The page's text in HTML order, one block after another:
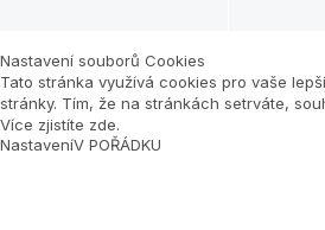
Nastavení souborů Cookies
Tato stránka využívá cookies pro vaše
stránky. Tím, že na stránkách setrváte,
Více zjistíte zde.
NastaveníV POŘÁDKU